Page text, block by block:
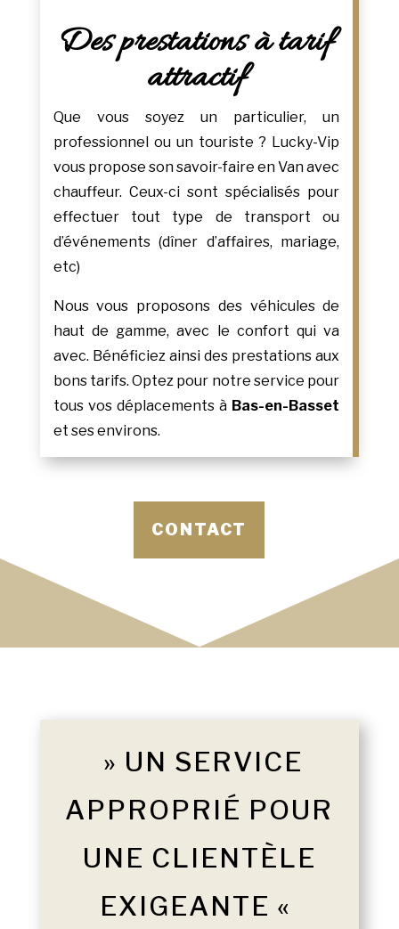
Des prestations à tarif
attractif
Que vous soyez un particulier, un
professionnel ou un touriste ? Lucky-Vip
vous propose son savoir-faire en Van avec
chauffeur. Ceux-ci sont spécialisés pour
effectuer tout type de transport ou
d’événements (dîner d’affaires, mariage,
etc)
Nous vous proposons des véhicules de
haut de gamme, avec le confort qui va
avec. Bénéficiez ainsi des prestations aux
bons tarifs. Optez pour notre service pour
tous vos déplacements à Bas-en-Basset
et ses environs.
CONTACT
» UN SERVICE
APPROPRIÉ POUR
UNE CLIENTÈLE
EXIGEANTE «